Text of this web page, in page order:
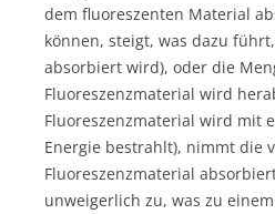
dem fluoreszenten Material
können, steigt, was dazu
absorbiert wird), oder die
Fluoreszenzmaterial wird
Fluoreszenzmaterial wird mit
Energie bestrahlt), nimmt die
Fluoreszenzmaterial
unweigerlich zu, was zu